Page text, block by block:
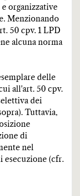
organizzative
Menzionando
50 cpv. 1 LPD
alcuna norma
delle
all'art. 50 cpv.
dei
Tuttavia,
di
nel
esecuzione (cfr.